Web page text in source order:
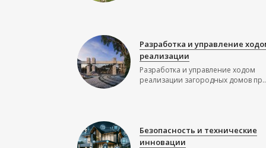
Разработка и управление
реализации
Разработка и управление ходом
реализации загородных домов
Безопасность и технические
инновации